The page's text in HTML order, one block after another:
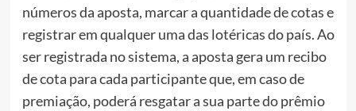
números da aposta, marcar a quantidade de cotas e
registrar em qualquer uma das lotéricas do país. Ao
ser registrada no sistema, a aposta gera um recibo
de cota para cada participante que, em caso de
premiação, poderá resgatar a sua parte do prêmio